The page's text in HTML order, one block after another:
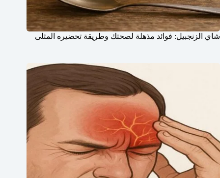
شاي الزنجبيل: فوائد مذهلة لصحتك وطريقة تحضيره المثلى